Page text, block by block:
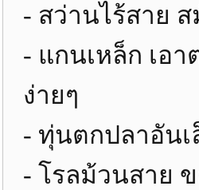
- สว่านไร้สาย
- แกนเหล็ก เอ
ง่ายๆ
- ทุ่นตกปลาอัน
- โรลม้วนสาย ข